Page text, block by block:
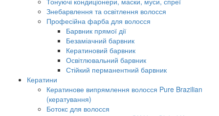
Знебарвлення та освітлення волосся
Професійна фарба для волосся
Барвник прямої дії
Безаміачний барвник
Кератиновий барвник
Освітлювальний барвник
Стійкий перманентний барвник
Кератини
Кератинове випрямлення волосся Pure Brazilian
(кератування)
Ботокс для волосся